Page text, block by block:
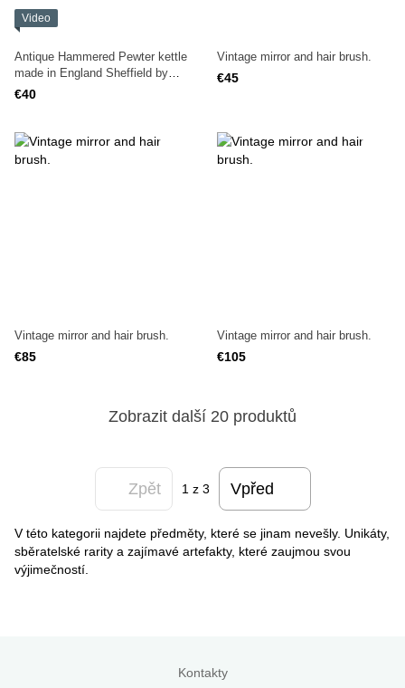
Video
Antique Hammered Pewter kettle
made in England Sheffield by
Craftsman Pewter
€40
Vintage mirror and hair brush.
€45
Vintage mirror and hair brush.
€85
Vintage mirror and hair brush.
€105
Zobrazit další 20 produktů
Zpět 1 z 3 Vpřed
V této kategorii najdete předměty, které se jinam nevešly. Unikáty,
sběratelské rarity a zajímavé artefakty, které zaujmou svou
výjimečností.
Kontakty